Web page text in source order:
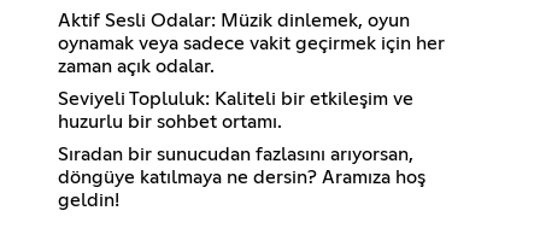
Aktif Sesli Odalar: Müzik dinlemek, oyun
oynamak veya sadece vakit geçirmek için her
zaman açık odalar.
Seviyeli Topluluk: Kaliteli bir etkileşim ve
huzurlu bir sohbet ortamı.
Sıradan bir sunucudan fazlasını arıyorsan,
döngüye katılmaya ne dersin? Aramıza hoş
geldin!